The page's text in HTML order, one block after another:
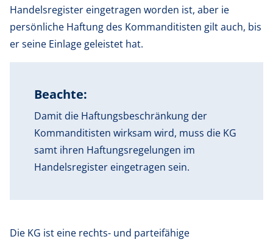
Handelsregister eingetragen worden ist, aber ie
persönliche Haftung des Kommanditisten gilt auch, bis
er seine Einlage geleistet hat.
Beachte:
Damit die Haftungsbeschränkung der
Kommanditisten wirksam wird, muss die KG
samt ihren Haftungsregelungen im
Handelsregister eingetragen sein.
Die KG ist eine rechts- und parteifähige